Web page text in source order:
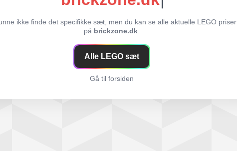
ikke finde det specifikke sæt, men du kan se alle aktuelle LEGO priser
på brickzone.dk.
Alle LEGO sæt
Gå til forsiden